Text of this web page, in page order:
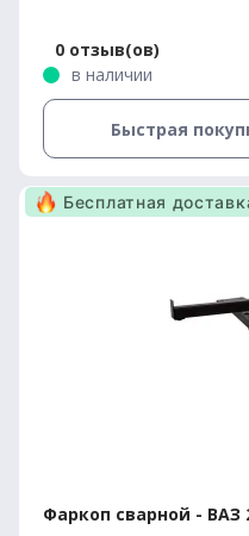
0 отзыв(ов)
в наличии
Быстрая
Фаркоп сварной - ВАЗ
Бесплатная